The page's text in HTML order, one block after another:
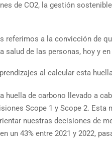
de CO2, la gestión
a la convicción de
salud de las personas, hoy y
al calcular esta
de carbono llevado a
Scope 1 y Scope 2. Esta
nuestras decisiones de
un 43% entre 2021 y 2022,